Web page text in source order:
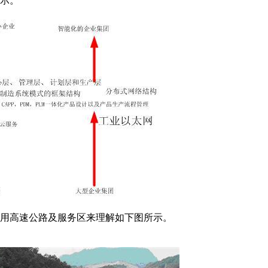
高速公路及服务区来理解如下图所示。